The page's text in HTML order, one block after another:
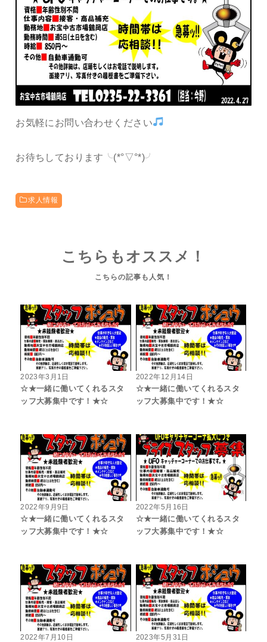
お気軽にお問い合わせください
お待ちしております╰(*°▽°*)╯
求人情報
こちらもオススメ！
2023年3月1日
☆★一緒に働いてくれるスタ
ッフ大募集中です！★☆
2022年12月14日
☆★一緒に働いてくれるスタ
ッフ大募集中です！★☆
2022年9月9日
☆★一緒に働いてくれるスタ
ッフ大募集中です！★☆
2022年5月16日
☆★一緒に働いてくれるスタ
ッフ大募集中です！★☆
2022年7月10日
2023年5月31日